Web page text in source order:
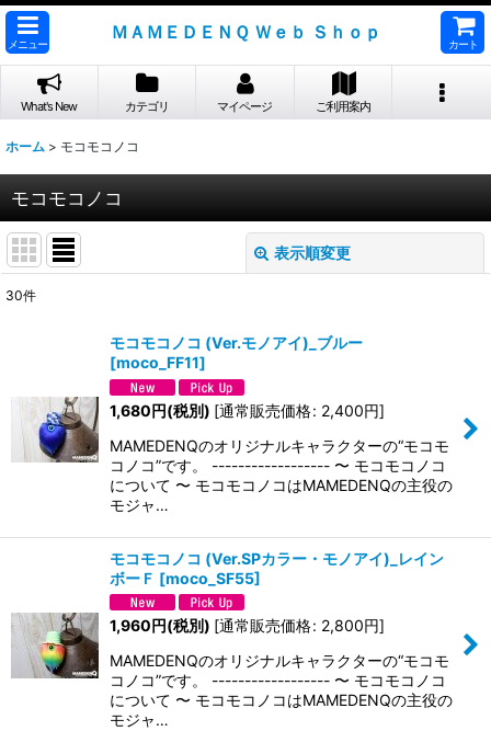
メニュー
ＭＡＭＥＤＥＮＱ Ｗｅｂ Ｓｈｏｐ
カート
What's New カテゴリ マイページ ご利用案内
ホーム > モコモコノコ
モコモコノコ
表示順変更
30件
モコモコノコ (Ver.モノアイ)_ブルー
[moco_FF11]
1,680円(税別) [通常販売価格: 2,400円]
MAMEDENQのオリジナルキャラクターの“モコモ
コノコ”です。 ------------------ 〜 モコモコノコ
について 〜 モコモコノコはMAMEDENQの主役の
モジャ…
モコモコノコ (Ver.SPカラー・モノアイ)_レイン
ボーＦ [moco_SF55]
1,960円(税別) [通常販売価格: 2,800円]
MAMEDENQのオリジナルキャラクターの“モコモ
コノコ”です。 ------------------ 〜 モコモコノコ
について 〜 モコモコノコはMAMEDENQの主役の
モジャ…